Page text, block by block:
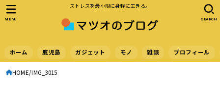
ストレスを最小限に身軽に生きる。
ホーム 鹿児島 ガジェット モノ 雑談 プロフィール
SEARCH
MENU
HOME IMG_3015